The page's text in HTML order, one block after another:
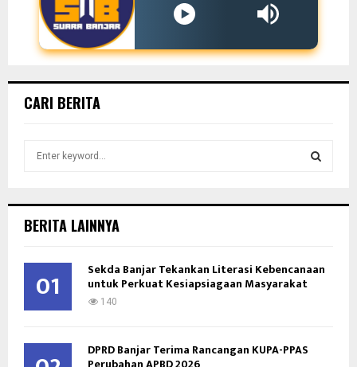
CARI BERITA
h
o
BERITA LAINNYA
01 Sekda Banjar Tekankan Literasi Kebencanaan
untuk Perkuat Kesiapsiagaan Masyarakat
140
DPRD Banjar Terima Rancangan KUPA-PPAS